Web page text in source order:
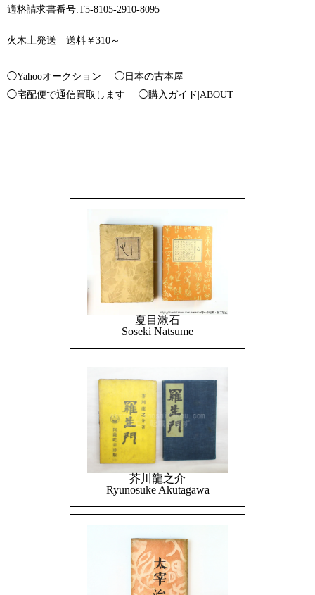
適格請求書番号:T5-8105-2910-8095
火木土発送 送料￥310～
◯Yahooオークション
◯日本の古本屋
◯宅配便で通信買取します
◯購入ガイド|ABOUT
夏目漱石
Soseki Natsume
芥川龍之介
Ryunosuke Akutagawa